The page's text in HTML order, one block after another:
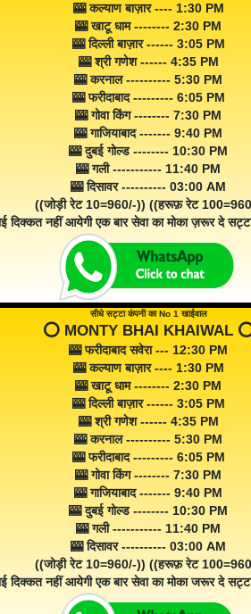
🎰 कल्याण बाज़ार ---- 1:30 PM
🎰 खाटू धाम -------- 2:30 PM
🎰 दिल्ली बाज़ार ------ 3:05 PM
🎰 श्री गणेश ------ 4:35 PM
🎰 करनाल ---------- 5:30 PM
🎰 फरीदाबाद --------- 6:05 PM
🎰 गोवा किंग -------- 7:30 PM
🎰 गाजियाबाद ------- 9:40 PM
🎰 दुबई गोल्ड -------- 10:30 PM
🎰 गली ----------- 11:40 PM
🎰 दिसावर ---------- 03:00 AM
((जोड़ी रेट 10=960/-)) ((हरूफ़ रेट
दिक्कत नहीं आयेगी एक बार सेवा का मोका ज़रूर दे
सीधे सट्टा कंपनी का No 1 खाईवाल
⭕️ MONTY BHAI KHAIWAL
🎰 फरीदाबाद सवेरा --- 12:30 PM
🎰 कल्याण बाज़ार ---- 1:30 PM
🎰 खाटू धाम -------- 2:30 PM
🎰 दिल्ली बाज़ार ------ 3:05 PM
🎰 श्री गणेश ------ 4:35 PM
🎰 करनाल ---------- 5:30 PM
🎰 फरीदाबाद --------- 6:05 PM
🎰 गोवा किंग -------- 7:30 PM
🎰 गाजियाबाद ------- 9:40 PM
🎰 दुबई गोल्ड -------- 10:30 PM
🎰 गली ----------- 11:40 PM
🎰 दिसावर ---------- 03:00 AM
((जोड़ी रेट 10=960/-)) ((हरूफ़ रेट
दिक्कत नहीं आयेगी एक बार सेवा का मोका जरूर दे